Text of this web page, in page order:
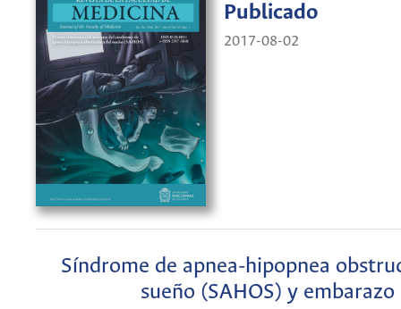
Publicado
2017-08-02
Síndrome de apnea-hipopnea
sueño (SAHOS) y embarazo